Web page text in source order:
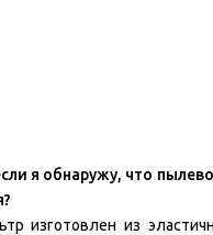
я обнаружу, что
изготовлен из